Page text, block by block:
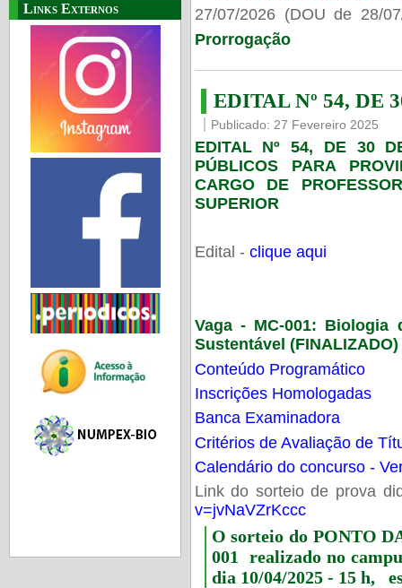
Links Externos
27/07/2026 (DOU de 28/
Prorrogação
EDITAL Nº 54, DE
Publicado: 27 Fevereiro 2025
EDITAL Nº 54, DE 30
PÚBLICOS PARA
CARGO DE
SUPERIOR
Edital - clique aqui
Vaga - MC-001: Biologia
Sustentável (FINALIZADO)
Conteúdo Programático
Inscrições Homologadas
Banca Examinadora
Critérios de Avaliação de
Calendário do concurso -
Link do sorteio de prova
v=jvNaVZrKccc
O sorteio do PONTO
001 realizado no
dia 10/04/2025 - 15 h,